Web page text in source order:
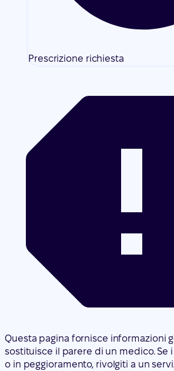
Prescrizione richiesta
Questa pagina fornisce informazioni
sostituisce il parere di un medico. Se
o in peggioramento, rivolgiti a un